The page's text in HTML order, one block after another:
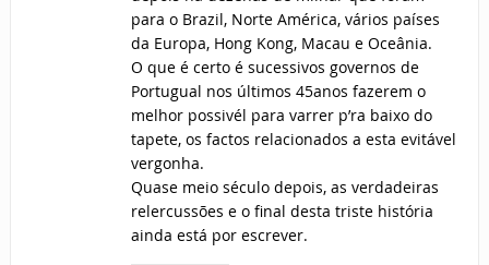
para o Brazil, Norte América, vários países
da Europa, Hong Kong, Macau e Oceânia.
O que é certo é sucessivos governos de
Portugual nos últimos 45anos fazerem o
melhor possivél para varrer p’ra baixo do
tapete, os factos relacionados a esta evitável
vergonha.
Quase meio século depois, as verdadeiras
relercussões e o final desta triste história
ainda está por escrever.